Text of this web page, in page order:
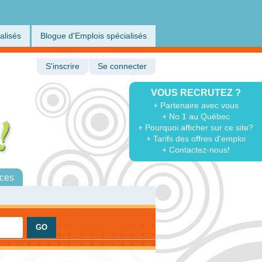
Blogue d'Emplois spécialisés
VOUS RECRUTEZ ?
+ Partenaire avec vous
+ No 1 au Québec
+ Pourquoi afficher sur ce site?
+ Tarifs des offres d'emploi
+ Contactez-nous!
S'inscrire Se connecter